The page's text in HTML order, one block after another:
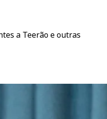
a Teerão e outras